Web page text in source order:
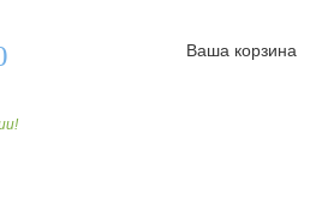
Ваша корзина